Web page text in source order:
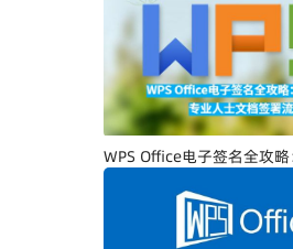
WPS Office电子签名全攻